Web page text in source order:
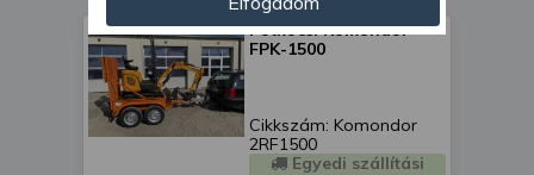
Pótkocsi Komondor
FPK-1500
Cikkszám: Komondor
2RF1500
Egyedi szállítási
tartalomméréshez, nézettségi adatok
gyűjtéséhez, valamint termékek
kifejlesztéséhez és a termékek
javításához. Az Ön engedélyével mi és a
partnereink eszközleolvasásos
módszerrel szerzett pontos geolokációs
adatokat és azonosítási információkat